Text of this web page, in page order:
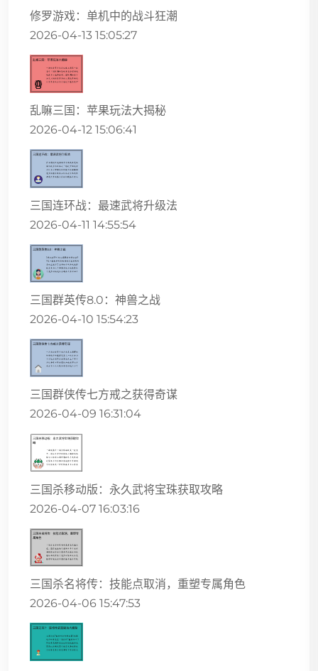
修罗游戏：单机中的战斗狂潮
2026-04-13 15:05:27
乱嘛三国：苹果玩法大揭秘
2026-04-12 15:06:41
三国连环战：最速武将升级法
2026-04-11 14:55:54
三国群英传8.0：神兽之战
2026-04-10 15:54:23
三国群侠传七方戒之获得奇谋
2026-04-09 16:31:04
三国杀移动版：永久武将宝珠获取攻略
2026-04-07 16:03:16
三国杀名将传：技能点取消，重塑专属角色
2026-04-06 15:47:53